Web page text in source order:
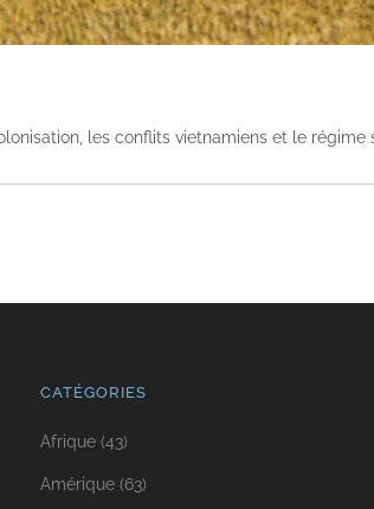
les conflits vietnamiens et le
CATÉGORIES
Afrique(43)
Amérique(63)